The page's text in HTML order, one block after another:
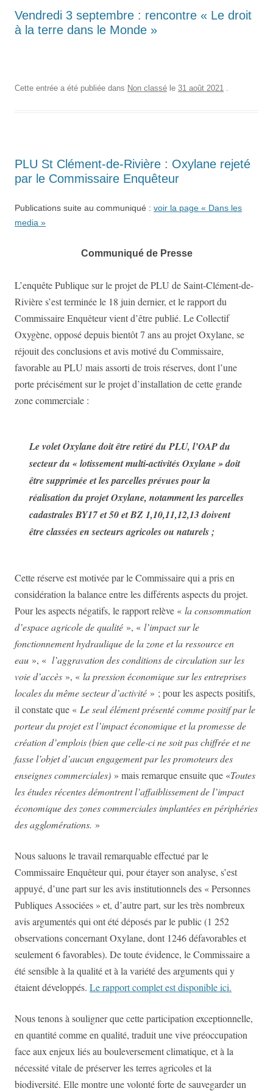
Vendredi 3 septembre : rencontre « Le droit
à la terre dans le Monde »
Cette entrée a été publiée dans Non classé le 31 août 2021 .
PLU St Clément-de-Rivière : Oxylane rejeté
par le Commissaire Enquêteur
Publications suite au communiqué : voir la page « Dans les
media »
Communiqué de Presse
L’enquête Publique sur le projet de PLU de Saint-Clément-de-
Rivière s’est terminée le 18 juin dernier, et le rapport du
Commissaire Enquêteur vient d’être publié. Le Collectif
Oxygène, opposé depuis bientôt 7 ans au projet Oxylane, se
réjouit des conclusions et avis motivé du Commissaire,
favorable au PLU mais assorti de trois réserves, dont l’une
porte précisément sur le projet d’installation de cette grande
zone commerciale :
Le volet Oxylane doit être retiré du PLU, l’OAP du
secteur du « lotissement multi-activités Oxylane » doit
être supprimée et les parcelles prévues pour la
réalisation du projet Oxylane, notamment les parcelles
cadastrales BY17 et 50 et BZ 1,10,11,12,13 doivent
être classées en secteurs agricoles ou naturels ;
Cette réserve est motivée par le Commissaire qui a prisen
considération la balance entre les différents aspects du projet.
Pour les aspects négatifs, le rapport relève « la consommation
d’espace agricole de qualité », « l’impact sur le
fonctionnement hydraulique de la zone et la ressource en
eau », « l’aggravation des conditions de circulation sur les
voie d’accès », « la pression économique sur les entreprises
locales du même secteur d’activité » ; pour les aspects positifs,
il constate que « Le seul élément présenté comme positif par le
porteur du projet est l’impact économique et lapromesse de
création d’emplois (bien que celle-ci ne soit pas chiffrée et ne
fasse l’objet d’aucun engagement par les promoteurs des
enseignes commerciales) » mais remarque ensuite que «Toutes
les études récentes démontrent l’affaiblissement de l’impact
économique des zonescommerciales implantées en périphéries
des agglomérations. »
Nous saluons le travail remarquable effectué par le
Commissaire Enquêteur qui, pour étayer son analyse, s’est
appuyé, d’une part sur les avis institutionnels des « Personnes
Publiques Associées » et, d’autre part, sur les très nombreux
avis argumentés qui ont été déposés par le public (1 252
observations concernant Oxylane, dont 1246 défavorables et
seulement 6 favorables). De toute évidence, le Commissaire a
été sensible à la qualité et à la variété des arguments qui y
étaient développés. Le rapport complet est disponible ici.
Nous tenons à souligner que cette participation exceptionnelle,
en quantité comme en qualité, traduit une vive préoccupation
face aux enjeux liés au bouleversement climatique, et à la
nécessité vitale de préserver les terres agricoles et la
biodiversité. Elle montre une volonté forte de sauvegarder un